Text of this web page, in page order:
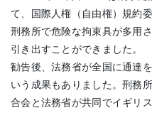
て、国際人権（自由権）規約
刑務所で危険な拘束具が多用
引き出すことができました。
勧告後、法務省が全国に通達
いう成果もありました。刑務
合会と法務省が共同でイギリ